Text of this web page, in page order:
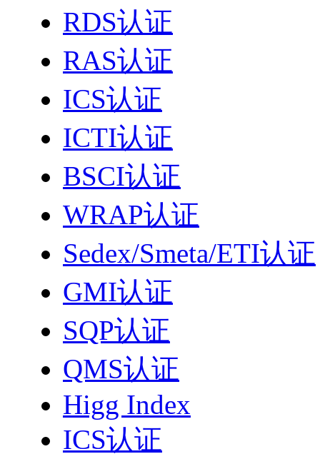
RDS认证
RAS认证
ICS认证
ICTI认证
BSCI认证
WRAP认证
Sedex/Smeta/ETI认证
GMI认证
SQP认证
QMS认证
Higg Index
ICS认证